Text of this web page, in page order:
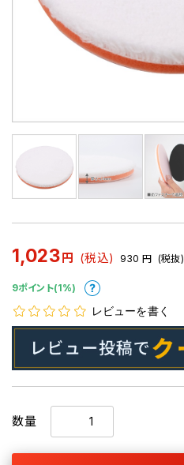
1,023 円 (税込) 930 円 (税抜)
9ポイント(1%)
レビューを書く
数量